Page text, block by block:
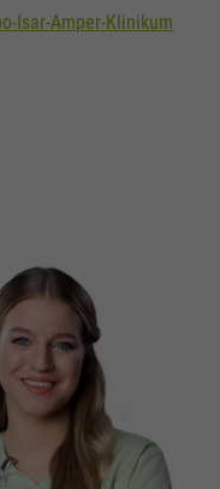
Isar-Amper-Klinikum